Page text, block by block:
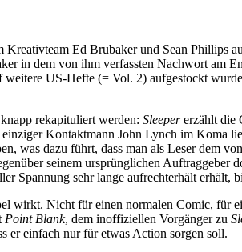
Kreativteam Ed Brubaker und Sean Phillips
in dem von ihm verfassten Nachwort am
US-Hefte (= Vol. 2) aufgestockt
rekapituliert werden: Sleepererzählt die
Kontaktmann John Lynch im Koma
was dazu führt, dass man als Leser dem
seinem ursprünglichen
Spannung sehr lange aufrechterhält erhält,
wirkt. Nicht für einen normalen Comic, für
Point Blank, dem inoffiziellen Vorgänger zu
er einfach nur für etwas Action sorgen soll.